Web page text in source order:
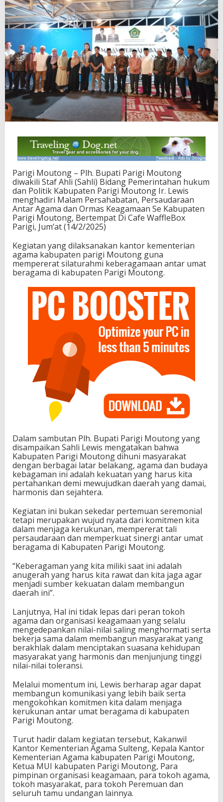
e
a
g
a
m
a
a
n
:
p
e
i
n
y
a
H
a
r
m
o
n
i
a
l
a
m
e
e
r
a
g
a
n
Parigi Moutong – Plh. Bupati Parigi Moutong
diwakili Staf Ahli (Sahli) Bidang Pemerintahan hukum
dan Politik Kabupaten Parigi Moutong Ir. Lewis
menghadiri Malam Persahabatan, Persaudaraan
Antar Agama dan Ormas Keagamaan Se Kabupaten
Parigi Moutong, Bertempat Di Cafe WaffleBox
Parigi, Jum’at (14/2/2025)
Kegiatan yang dilaksanakan kantor kementerian
agama kabupaten parigi Moutong guna
mempererat silaturahmi keberagamaan antar umat
beragama di kabupaten Parigi Moutong.
Dalam sambutan Plh. Bupati Parigi Moutong yang
disampaikan Sahli Lewis mengatakan bahwa
Kabupaten Parigi Moutong dihuni masyarakat
dengan berbagai latar belakang, agama dan budaya
kebagaman ini adalah kekuatan yang harus kita
pertahankan demi mewujudkan daerah yang damai,
harmonis dan sejahtera.
Kegiatan ini bukan sekedar pertemuan seremonial
tetapi merupakan wujud nyata dari komitmen kita
dalam menjaga kerukunan, mempererat tali
persaudaraan dan memperkuat sinergi antar umat
beragama di Kabupaten Parigi Moutong.
“Keberagaman yang kita miliki saat ini adalah
anugerah yang harus kita rawat dan kita jaga agar
menjadi sumber kekuatan dalam membangun
daerah ini”.
Lanjutnya, Hal ini tidak lepas dari peran tokoh
agama dan organisasi keagamaan yang selalu
mengedepankan nilai-nilai saling menghormati serta
bekerja sama dalam membangun masyarakat yang
berakhlak dalam menciptakan suasana kehidupan
masyarakat yang harmonis dan menjunjung tinggi
nilai-nilai toleransi.
Melalui momentum ini, Lewis berharap agar dapat
membangun komunikasi yang lebih baik serta
mengokohkan komitmen kita dalam menjaga
kerukunan antar umat beragama di kabupaten
Parigi Moutong.
Turut hadir dalam kegiatan tersebut, Kakanwil
Kantor Kementerian Agama Sulteng, Kepala Kantor
Kementerian Agama kabupaten Parigi Moutong,
Ketua MUI kabupaten Parigi Moutong, Para
pimpinan organisasi keagamaan, para tokoh agama,
tokoh masyarakat, para tokoh Peremuan dan
seluruh tamu undangan lainnya.